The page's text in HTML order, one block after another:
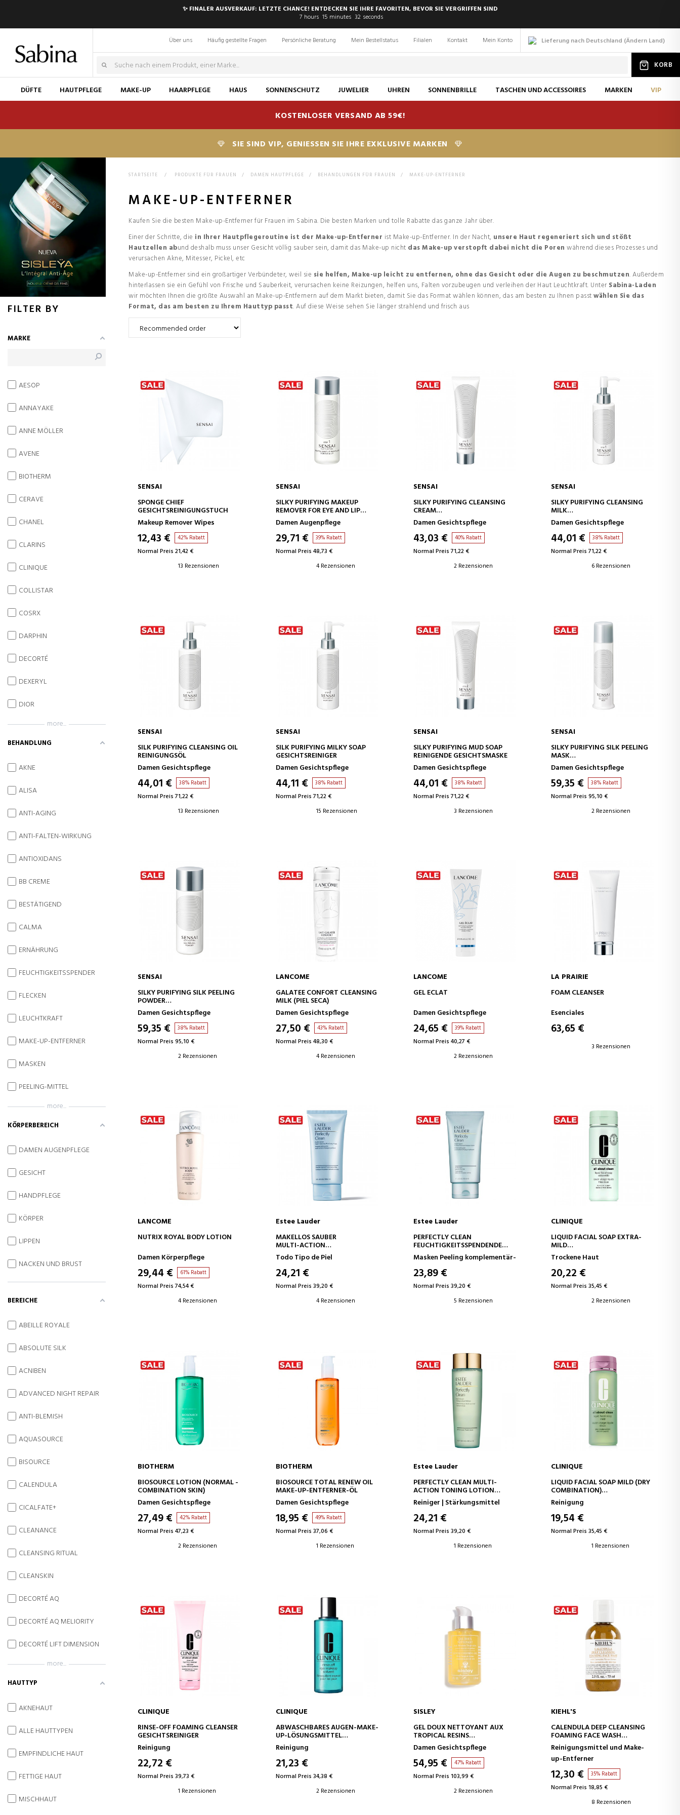
✨ FINALER AUSVERKAUF: LETZTE CHANCE! ENTDECKEN SIE IHRE FAVORITEN, BEVOR SIE VERGRIFFEN SIND
7 hours 15 minutes 31 seconds
Lieferung nach Deutschland (Ändern Land)
Über uns Häufig gestellte Fragen Persönliche Beratung Mein Bestellstatus Filialen Kontakt Mein Konto
KORB
DÜFTE HAUTPFLEGE MAKE-UP HAARPFLEGE HAUS SONNENSCHUTZ JUWELIER UHREN SONNENBRILLE TASCHEN UND ACCESSOIRES MARKEN VIP
KOSTENLOSER VERSAND AB 59€!
SIE SIND VIP, GENIESSEN SIE IHRE EXKLUSIVE MARKEN
STARTSEITE > PRODUKTE FÜR FRAUEN > DAMEN HAUTPFLEGE > BEHANDLUNGEN FÜR FRAUEN > MAKE-UP-ENTFERNER
MAKE-UP-ENTFERNER
Kaufen Sie die besten Make-up-Entferner für Frauen im Sabina. Die besten Marken und tolle Rabatte das ganze Jahr über.
Einer der Schritte, die in Ihrer Hautpflegeroutine ist der Make-up-Entferner ist Make-up-Entferner. In der Nacht, unsere Haut regeneriert sich und stößt
Hautzellen abund deshalb muss unser Gesicht völlig sauber sein, damit das Make-up nicht das Make-up verstopft dabei nicht die Poren während dieses Prozesses und
verursachen Akne, Mitesser, Pickel, etc
Make-up-Entferner sind ein großartiger Verbündeter, weil sie sie helfen, Make-up leicht zu entfernen, ohne das Gesicht oder die Augen zu beschmutzen. Außerdem
hinterlassen sie ein Gefühl von Frische und Sauberkeit, verursachen keine Reizungen, helfen uns, Falten vorzubeugen und verleihen der Haut Leuchtkraft. Unter Sabina-Laden
wir möchten Ihnen die größte Auswahl an Make-up-Entfernern auf dem Markt bieten, damit Sie das Format wählen können, das am besten zu Ihnen passtwählen Sie das
Format, das am besten zu Ihrem Hauttyp passt. Auf diese Weise sehen Sie länger strahlend und frisch aus
IN DEN WARENKORB
SENSAI
SPONGE CHIEF
GESICHTSREINIGUNGSTUCH
Makeup Remover Wipes
12,43 € 42% Rabatt
Normal Preis 21,42 €
13 Rezensionen
IN DEN WARENKORB
SENSAI
SILKY PURIFYING MAKEUP
REMOVER FOR EYE AND LIP
AUGEN- UND LIPPEN-MAKE-UP-
ENTFERNER
Damen Augenpflege
29,71 € 39% Rabatt
Normal Preis 48,73 €
4 Rezensionen
IN DEN WARENKORB
SENSAI
SILKY PURIFYING CLEANSING
CREAM
REINIGUNGSCREME
Damen Gesichtspflege
43,03 € 40% Rabatt
Normal Preis 71,22 €
2 Rezensionen
IN DEN WARENKORB
SENSAI
SILKY PURIFYING CLEANSING
MILK
REINIGUNGSBEHANDLUNG
Damen Gesichtspflege
44,01 € 38% Rabatt
Normal Preis 71,22 €
6 Rezensionen
IN DEN WARENKORB
SENSAI
SILK PURIFYING CLEANSING OIL
REINIGUNGSÖL
Damen Gesichtspflege
44,01 € 38% Rabatt
Normal Preis 71,22 €
13 Rezensionen
IN DEN WARENKORB
SENSAI
SILK PURIFYING MILKY SOAP
GESICHTSREINIGER
Damen Gesichtspflege
44,11 € 38% Rabatt
Normal Preis 71,22 €
15 Rezensionen
IN DEN WARENKORB
SENSAI
SILKY PURIFYING MUD SOAP
REINIGENDE GESICHTSMASKE
Damen Gesichtspflege
44,01 € 38% Rabatt
Normal Preis 71,22 €
3 Rezensionen
IN DEN WARENKORB
SENSAI
SILKY PURIFYING SILK PEELING
MASK
PEELING-CREME-MASKE
Damen Gesichtspflege
59,35 € 38% Rabatt
Normal Preis 95,10 €
2 Rezensionen
IN DEN WARENKORB
SENSAI
SILKY PURIFYING SILK PEELING
POWDER
REINIGENDES PEELINGPULVER
Damen Gesichtspflege
59,35 € 38% Rabatt
Normal Preis 95,10 €
2 Rezensionen
IN DEN WARENKORB
LANCOME
GALATEE CONFORT CLEANSING
MILK (PIEL SECA)
Damen Gesichtspflege
27,50 € 43% Rabatt
Normal Preis 48,30 €
4 Rezensionen
IN DEN WARENKORB
LANCOME
GEL ECLAT
Damen Gesichtspflege
24,65 € 39% Rabatt
Normal Preis 40,27 €
2 Rezensionen
IN DEN WARENKORB
LA PRAIRIE
FOAM CLEANSER
Esenciales
63,65 €
3 Rezensionen
IN DEN WARENKORB
LANCOME
NUTRIX ROYAL BODY LOTION
Damen Körperpflege
29,44 € 61% Rabatt
Normal Preis 74,54 €
4 Rezensionen
IN DEN WARENKORB
Estee Lauder
MAKELLOS SAUBER
MULTI-ACTION
REINIGUNGSSCHAUM /
REINIGUNGSMASKE
Todo Tipo de Piel
24,21 €
Normal Preis 39,20 €
4 Rezensionen
IN DEN WARENKORB
Estee Lauder
PERFECTLY CLEAN
FEUCHTIGKEITSSPENDENDE
REINIGUNGSCREME-MASKE MIT
MULTIFUNKTION
Masken Peeling komplementär-
23,89 €
Normal Preis 39,20 €
5 Rezensionen
IN DEN WARENKORB
CLINIQUE
LIQUID FACIAL SOAP EXTRA-
MILD
GESICHTSSEIFE
Trockene Haut
20,22 €
Normal Preis 35,45 €
2 Rezensionen
IN DEN WARENKORB
BIOTHERM
BIOSOURCE LOTION (NORMAL -
COMBINATION SKIN)
Damen Gesichtspflege
27,49 € 42% Rabatt
Normal Preis 47,23 €
2 Rezensionen
IN DEN WARENKORB
BIOTHERM
BIOSOURCE TOTAL RENEW OIL
MAKE-UP-ENTFERNER-ÖL
Damen Gesichtspflege
18,95 € 49% Rabatt
Normal Preis 37,06 €
1 Rezensionen
IN DEN WARENKORB
Estee Lauder
PERFECTLY CLEAN MULTI-
ACTION TONING LOTION
GESICHTSWASSER
Reiniger | Stärkungsmittel
24,21 €
Normal Preis 39,20 €
1 Rezensionen
IN DEN WARENKORB
CLINIQUE
LIQUID FACIAL SOAP MILD (DRY
COMBINATION)
GESICHTSREINIGUNGSGEL
Reinigung
19,54 €
Normal Preis 35,45 €
1 Rezensionen
IN DEN WARENKORB
CLINIQUE
RINSE-OFF FOAMING CLEANSER
GESICHTSREINIGER
Reinigung
22,72 €
Normal Preis 39,73 €
1 Rezensionen
IN DEN WARENKORB
CLINIQUE
ABWASCHBARES AUGEN-MAKE-
UP-LÖSUNGSMITTEL
AUGEN-MAKE-UP-ENTFERNER
Reinigung
21,23 €
Normal Preis 34,38 €
2 Rezensionen
IN DEN WARENKORB
SISLEY
GEL DOUX NETTOYANT AUX
TROPICAL RESINS
GESICHTSREINIGUNGSGEL
Damen Gesichtspflege
54,95 € 47% Rabatt
Normal Preis 103,99 €
2 Rezensionen
IN DEN WARENKORB
KIEHL'S
CALENDULA DEEP CLEANSING
FOAMING FACE WASH
GESICHTSREINIGUNGSGEL
Reinigungsmittel und Make-
up-Entferner
12,30 € 35% Rabatt
Normal Preis 18,85 €
8 Rezensionen
FILTER BY
MARKE
AESOP
ANNAYAKE
ANNE MÖLLER
AVENE
BIOTHERM
CERAVE
CHANEL
CLARINS
CLINIQUE
COLLISTAR
COSRX
DARPHIN
DECORTÉ
DEXERYL
DIOR
more...
BEHANDLUNG
AKNE
ALISA
ANTI-AGING
ANTI-FALTEN-WIRKUNG
ANTIOXIDANS
BB CREME
BESTÄTIGEND
CALMA
ERNÄHRUNG
FEUCHTIGKEITSSPENDER
FLECKEN
LEUCHTKRAFT
MAKE-UP-ENTFERNER
MASKEN
PEELING-MITTEL
more...
KÖRPERBEREICH
DAMEN AUGENPFLEGE
GESICHT
HANDPFLEGE
KÖRPER
LIPPEN
NACKEN UND BRUST
BEREICHE
ABEILLE ROYALE
ABSOLUTE SILK
ACNIBEN
ADVANCED NIGHT REPAIR
ANTI-BLEMISH
AQUASOURCE
BISOURCE
CALENDULA
CICALFATE+
CLEANANCE
CLEANSING RITUAL
CLEANSKIN
DECORTÉ AQ
DECORTÉ AQ MELIORITY
DECORTÉ LIFT DIMENSION
more...
HAUTTYP
AKNEHAUT
ALLE HAUTTYPEN
EMPFINDLICHE HAUT
FETTIGE HAUT
MISCHHAUT